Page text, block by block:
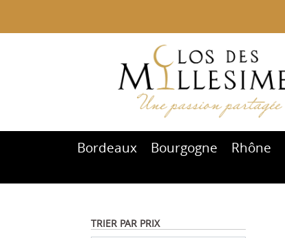
Bordeaux Bourgogne Rhône
TRIER PAR PRIX